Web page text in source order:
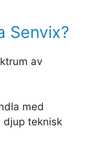
Senvix?
av
med
djup teknisk